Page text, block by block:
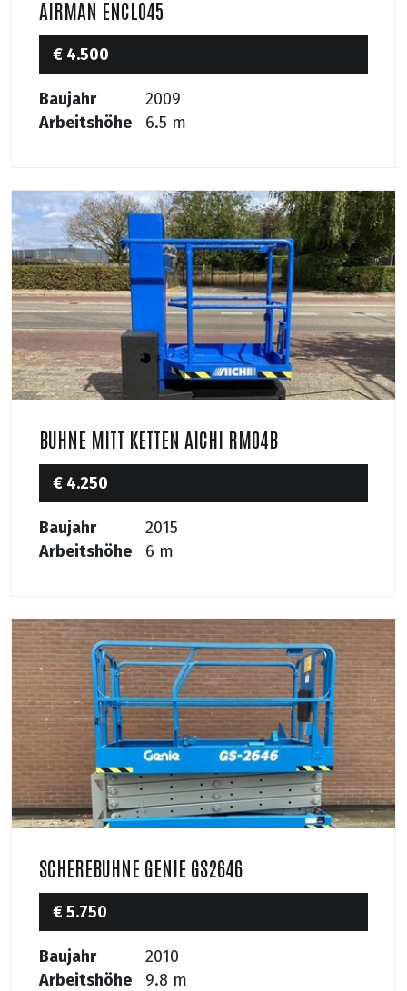
AIRMAN ENCL045
€ 4.500
Baujahr
2009
Arbeitshöhe
6.5 m
BUHNE MITT KETTEN AICHI RM04B
€ 4.250
Baujahr
2015
Arbeitshöhe
6 m
SCHEREBUHNE GENIE GS2646
€ 5.750
Baujahr
2010
Arbeitshöhe
9.8 m